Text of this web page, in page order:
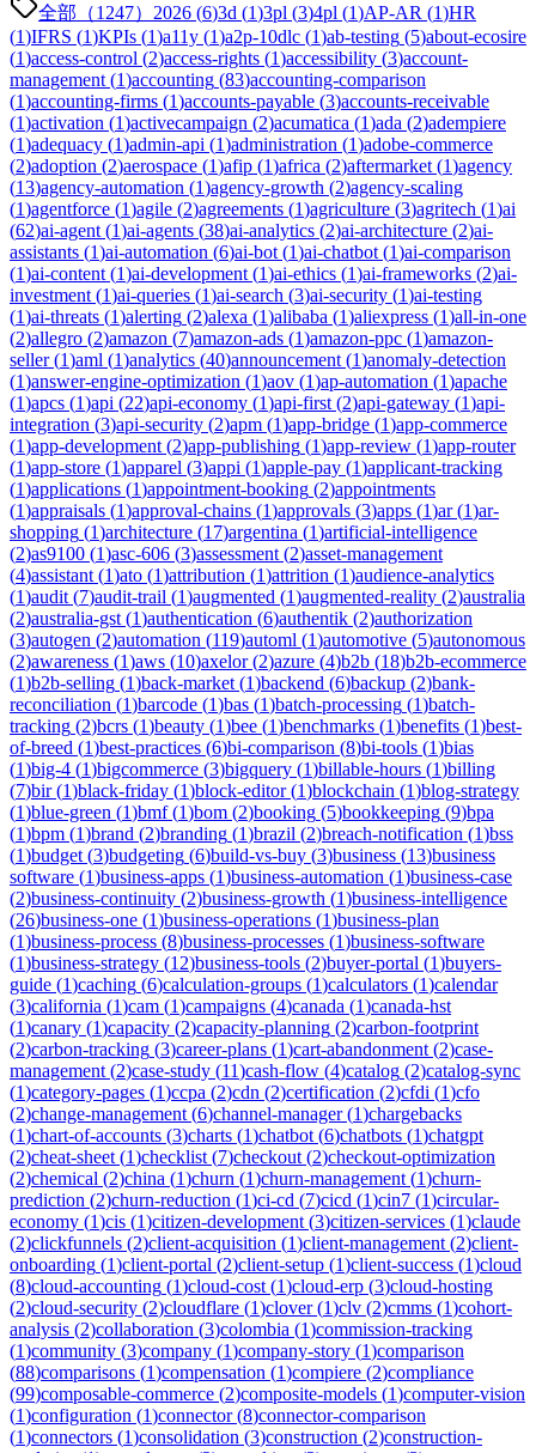
全部（1247） 2026 (6)3d (1)3pl (3)4pl (1)AP-AR (1)HR
(1)IFRS (1)KPIs (1)a11y (1)a2p-10dlc (1)ab-testing (5)about-ecosire
(1)access-control (2)access-rights (1)accessibility (3)account-
management (1)accounting (83)accounting-comparison
(1)accounting-firms (1)accounts-payable (3)accounts-receivable
(1)activation (1)activecampaign (2)acumatica (1)ada (2)adempiere
(1)adequacy (1)admin-api (1)administration (1)adobe-commerce
(2)adoption (2)aerospace (1)afip (1)africa (2)aftermarket (1)agency
(13)agency-automation (1)agency-growth (2)agency-scaling
(1)agentforce (1)agile (2)agreements (1)agriculture (3)agritech (1)ai
(62)ai-agent (1)ai-agents (38)ai-analytics (2)ai-architecture (2)ai-
assistants (1)ai-automation (6)ai-bot (1)ai-chatbot (1)ai-comparison
(1)ai-content (1)ai-development (1)ai-ethics (1)ai-frameworks (2)ai-
investment (1)ai-queries (1)ai-search (3)ai-security (1)ai-testing
(1)ai-threats (1)alerting (2)alexa (1)alibaba (1)aliexpress (1)all-in-one
(2)allegro (2)amazon (7)amazon-ads (1)amazon-ppc (1)amazon-
seller(1)aml (1)analytics (40)announcement (1)anomaly-detection
(1)answer-engine-optimization (1)aov (1)ap-automation (1)apache
(1)apcs (1)api (22)api-economy (1)api-first (2)api-gateway (1)api-
integration (3)api-security (2)apm (1)app-bridge (1)app-commerce
(1)app-development (2)app-publishing (1)app-review (1)app-router
(1)app-store (1)apparel (3)appi (1)apple-pay (1)applicant-tracking
(1)applications (1)appointment-booking (2)appointments
(1)appraisals (1)approval-chains (1)approvals (3)apps (1)ar(1)ar-
shopping (1)architecture (17)argentina (1)artificial-intelligence
(2)as9100 (1)asc-606 (3)assessment (2)asset-management
(4)assistant (1)ato (1)attribution (1)attrition (1)audience-analytics
(1)audit (7)audit-trail (1)augmented (1)augmented-reality (2)australia
(2)australia-gst (1)authentication (6)authentik (2)authorization
(3)autogen (2)automation (119)automl (1)automotive (5)autonomous
(2)awareness (1)aws (10)axelor(2)azure (4)b2b (18)b2b-ecommerce
(1)b2b-selling (1)back-market (1)backend (6)backup (2)bank-
reconciliation (1)barcode (1)bas (1)batch-processing (1)batch-
tracking (2)bcrs (1)beauty (1)bee (1)benchmarks (1)benefits (1)best-
of-breed (1)best-practices (6)bi-comparison (8)bi-tools (1)bias
(1)big-4 (1)bigcommerce (3)bigquery (1)billable-hours (1)billing
(7)bir(1)black-friday (1)block-editor(1)blockchain (1)blog-strategy
(1)blue-green (1)bmf(1)bom (2)booking (5)bookkeeping (9)bpa
(1)bpm (1)brand (2)branding (1)brazil (2)breach-notification (1)bss
(1)budget (3)budgeting (6)build-vs-buy (3)business (13)business
software (1)business-apps (1)business-automation (1)business-case
(2)business-continuity (2)business-growth (1)business-intelligence
(26)business-one (1)business-operations (1)business-plan
(1)business-process (8)business-processes (1)business-software
(1)business-strategy (12)business-tools (2)buyer-portal (1)buyers-
guide (1)caching (6)calculation-groups (1)calculators (1)calendar
(3)california (1)cam (1)campaigns (4)canada (1)canada-hst
(1)canary (1)capacity (2)capacity-planning (2)carbon-footprint
(2)carbon-tracking (3)career-plans (1)cart-abandonment (2)case-
management (2)case-study (11)cash-flow (4)catalog (2)catalog-sync
(1)category-pages (1)ccpa (2)cdn (2)certification (2)cfdi (1)cfo
(2)change-management (6)channel-manager(1)chargebacks
(1)chart-of-accounts (3)charts (1)chatbot (6)chatbots (1)chatgpt
(2)cheat-sheet (1)checklist (7)checkout (2)checkout-optimization
(2)chemical (2)china (1)churn (1)churn-management (1)churn-
prediction (2)churn-reduction (1)ci-cd (7)cicd (1)cin7 (1)circular-
economy (1)cis (1)citizen-development (3)citizen-services (1)claude
(2)clickfunnels (2)client-acquisition (1)client-management (2)client-
onboarding (1)client-portal (2)client-setup (1)client-success (1)cloud
(8)cloud-accounting (1)cloud-cost (1)cloud-erp (3)cloud-hosting
(2)cloud-security (2)cloudflare (1)clover(1)clv (2)cmms (1)cohort-
analysis (2)collaboration (3)colombia (1)commission-tracking
(1)community (3)company (1)company-story (1)comparison
(88)comparisons (1)compensation (1)compiere (2)compliance
(99)composable-commerce (2)composite-models (1)computer-vision
(1)configuration (1)connector(8)connector-comparison
(1)connectors (1)consolidation (3)construction (2)construction-